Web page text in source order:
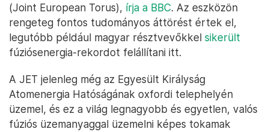
(Joint European Torus), írja a BBC. Az eszközön
rengeteg fontos tudományos áttörést értek el,
legutóbb például magyar résztvevőkkel sikerült
fúziósenergia-rekordot felállítani itt.
A JET jelenleg még az Egyesült Királyság
Atomenergia Hatóságának oxfordi telephelyén
üzemel, és ez a világ legnagyobb és egyetlen, valós
fúziós üzemanyaggal üzemelni képes tokamak